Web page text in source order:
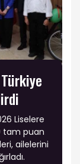
Liselere
tam puan
ailelerini